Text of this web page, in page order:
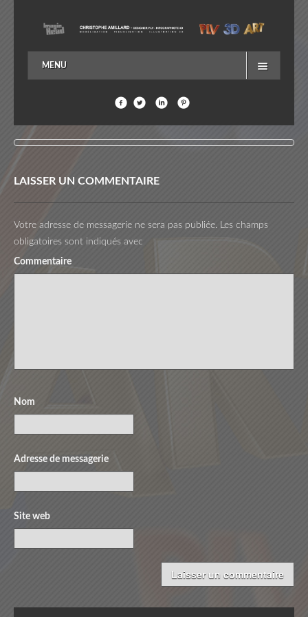
MENU
EN SAVOIR PLUS…
LAISSER UN COMMENTAIRE
Votre adresse de messagerie ne sera pas publiée. Les champs
obligatoires sont indiqués avec
Commentaire
Nom
Adresse de messagerie
Site web